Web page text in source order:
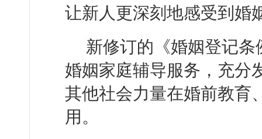
让新人更深刻地感受到婚
新修订的《婚姻登记
婚姻家庭辅导服务，充分
其他社会力量在婚前教育
用。